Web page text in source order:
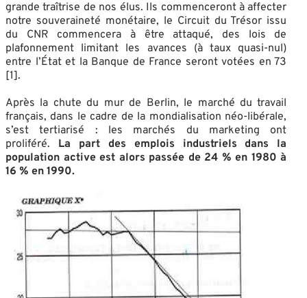
grande traîtrise de nos élus. Ils commenceront à affecter
notre souveraineté monétaire, le Circuit du Trésor issu
du CNR commencera à être attaqué, des lois de
plafonnement limitant les avances (à taux quasi-nul)
entre l’État et la Banque de France seront votées en 73
[1].
Après la chute du mur de Berlin, le marché du travail
français, dans le cadre de la mondialisation néo-libérale,
s’est tertiarisé : les marchés du marketing ont
proliféré. La part des emplois industriels dans la
population active est alors passée de 24 % en 1980 à
16 % en 1990.